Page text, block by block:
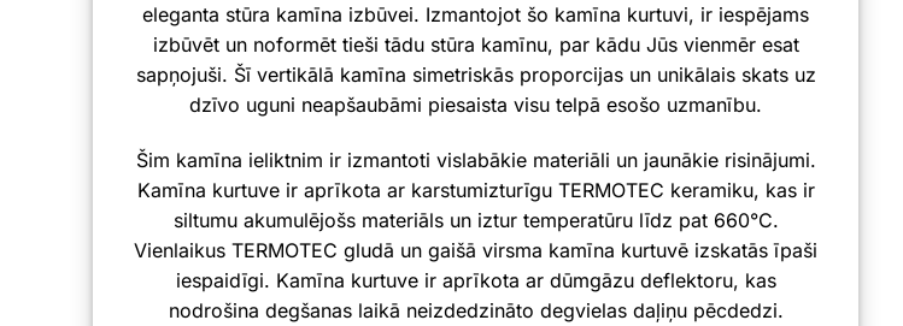
eleganta stūra kamīna izbūvei. Izmantojot šo kamīna kurtuvi, ir iespējams
izbūvēt un noformēt tieši tādu stūra kamīnu, par kādu Jūs vienmēr esat
sapņojuši. Šī vertikālā kamīna simetriskās proporcijas un unikālais skats uz
dzīvo uguni neapšaubāmi piesaista visu telpā esošo uzmanību.
Šim kamīna ieliktnim ir izmantoti vislabākie materiāli un jaunākie risinājumi.
Kamīna kurtuve ir aprīkota ar karstumizturīgu TERMOTEC keramiku, kas ir
siltumu akumulējošs materiāls un iztur temperatūru līdz pat 660°C.
Vienlaikus TERMOTEC gludā un gaišā virsma kamīna kurtuvē izskatās īpaši
iespaidīgi. Kamīna kurtuve ir aprīkota ar dūmgāzu deflektoru, kas
nodrošina degšanas laikā neizdedzināto degvielas daļiņu pēcdedzi.